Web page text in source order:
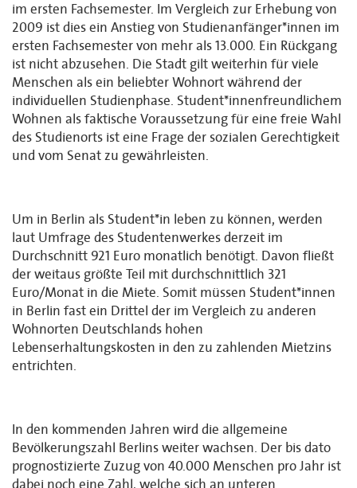
im ersten Fachsemester. Im Vergleich zur Erhebung von
2009 ist dies ein Anstieg von Studienanfänger*innen im
ersten Fachsemester von mehr als 13.000. Ein Rückgang
ist nicht abzusehen. Die Stadt gilt weiterhin für viele
Menschen als ein beliebter Wohnort während der
individuellen Studienphase. Student*innenfreundlichem
Wohnen als faktische Voraussetzung für eine freie Wahl
des Studienorts ist eine Frage der sozialen Gerechtigkeit
und vom Senat zu gewährleisten.
Um in Berlin als Student*in leben zu können, werden
laut Umfrage des Studentenwerkes derzeit im
Durchschnitt 921 Euro monatlich benötigt. Davon fließt
der weitaus größte Teil mit durchschnittlich 321
Euro/Monat in die Miete. Somit müssen Student*innen
in Berlin fast ein Drittel der im Vergleich zu anderen
Wohnorten Deutschlands hohen
Lebenserhaltungskosten in den zu zahlenden Mietzins
entrichten.
In den kommenden Jahren wird die allgemeine
Bevölkerungszahl Berlins weiter wachsen. Der bis dato
prognostizierte Zuzug von 40.000 Menschen pro Jahr ist
dabei noch eine Zahl, welche sich an unteren